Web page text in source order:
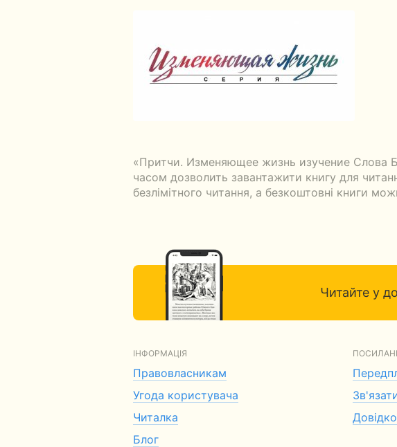
«Притчи. Изменяющее жизнь изучение Слова
часом дозволить завантажити книгу для
безлімітного читання, а безкоштовні книги
Читайте у
ІНФОРМАЦІЯ
Правовласникам
Угода користувача
Читалка
Блог